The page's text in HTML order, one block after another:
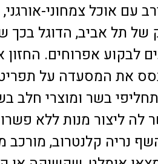
עם אוכל צמחוני-
של תל אביב, הדוגל בכך
לבקוע אפרוחים.
את המסעדה על תפריט
בשר ומוצרי חלב
לה ליצור מנות ללא
נריה קלנטרוב,